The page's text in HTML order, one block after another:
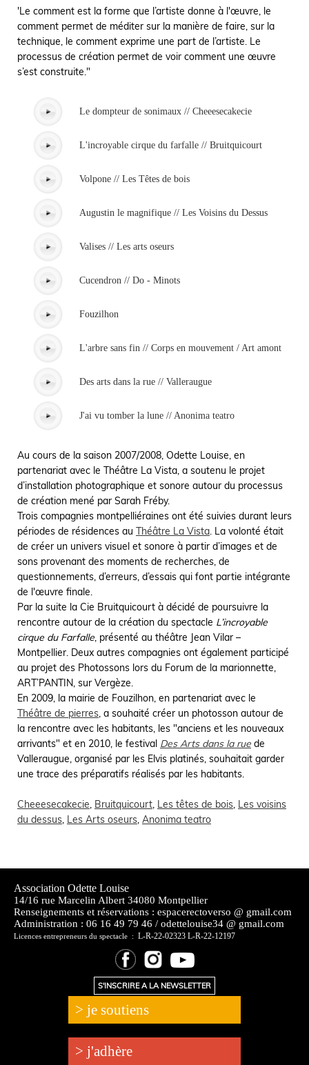
'Le comment est la forme que l’artiste donne à l'œuvre, le
comment permet de méditer sur la manière de faire, sur la
technique, le comment exprime une part de l’artiste. Le
processus de création permet de voir comment une œuvre
s’est construite."
Le dompteur de sonimaux // Cheeesecakecie
L'incroyable cirque du farfalle // Bruitquicourt
Volpone // Les Têtes de bois
Augustin le magnifique // Les Voisins du Dessus
Valises // Les arts oseurs
Cucendron // Do - Minots
Fouzilhon
L'arbre sans fin // Corps en mouvement / Art amont
Des arts dans la rue // Valleraugue
J'ai vu tomber la lune // Anonima teatro
Au cours de la saison 2007/2008, Odette Louise, en
partenariat avec le Théâtre La Vista, a soutenu le projet
d’installation photographique et sonore autour du processus
de création mené par Sarah Fréby.
Trois compagnies montpelliéraines ont été suivies durant leurs
périodes de résidences au Théâtre La Vista. La volonté était
de créer un univers visuel et sonore à partir d’images et de
sons provenant des moments de recherches, de
questionnements, d’erreurs, d’essais qui font partie intégrante
de l'œuvre finale.
Par la suite la Cie Bruitquicourt à décidé de poursuivre la
rencontre autour de la création du spectacle L’incroyable
cirque du Farfalle, présenté au théâtre Jean Vilar –
Montpellier. Deux autres compagnies ont également participé
au projet des Photossons lors du Forum de la marionnette,
ART’PANTIN, sur Vergèze.
En 2009, la mairie de Fouzilhon, en partenariat avec le
Théâtre de pierres, a souhaité créer un photosson autour de
la rencontre avec les habitants, les "anciens et les nouveaux
arrivants" et en 2010, le festival Des Arts dans la rue de
Valleraugue, organisé par les Elvis platinés, souhaitait garder
une trace des préparatifs réalisés par les habitants.
Cheeesecakecie, Bruitquicourt, Les têtes de bois, Les voisins
du dessus, Les Arts oseurs, Anonima teatro
Association Odette Louise
14/16 rue Marcelin Albert 34080 Montpellier
Renseignements et réservations : espacerectoverso @ gmail.com
Administration : 06 16 49 79 46 / odettelouise34 @ gmail.com
Licences entrepreneurs du spectacle : L-R-22-02323 L-R-22-12197
S'INSCRIRE A LA NEWSLETTER
> je soutiens
> j'adhère